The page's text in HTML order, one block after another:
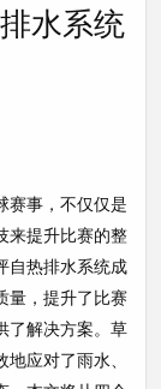
水系统
赛事，不仅仅是
来提升比赛的整
自热排水系统成
量，提升了比赛
了解决方案。草
应对了雨水、